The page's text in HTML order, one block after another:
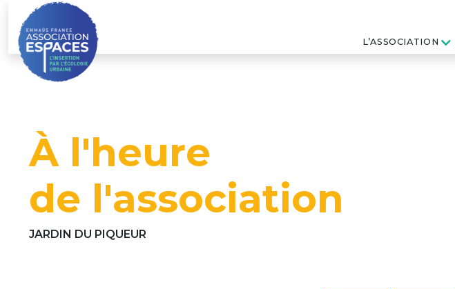
content
L’ASSOCIATION
À l'heure
de l'association
JARDIN DU PIQUEUR